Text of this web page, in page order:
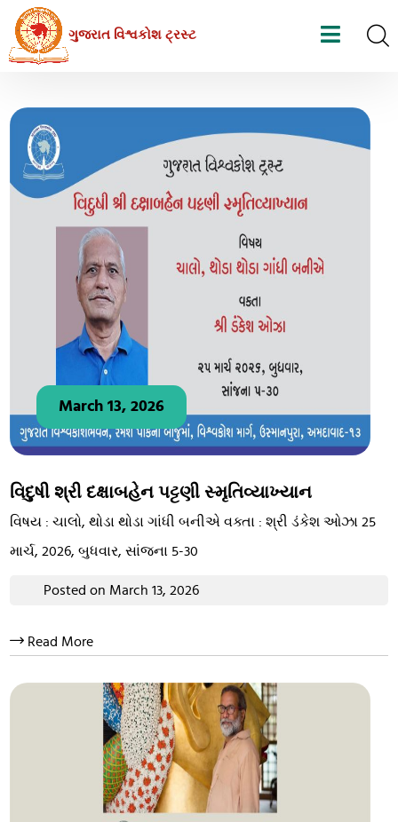
Skip
the
ગુજરાત વિશ્વકોશ ટ્રસ્ટ
March 13, 2026
વિદુષી શ્રી દક્ષાબહેન પટ્ટણી સ્મૃતિવ્યાખ્યાન
વિષય : ચાલો, થોડા થોડા ગાંધી બનીએ વક્તા : શ્રી ડંકેશ ઓઝા 25
માર્ચ, 2026, બુધવાર, સાંજના 5-30
Posted on March 13, 2026
Read More